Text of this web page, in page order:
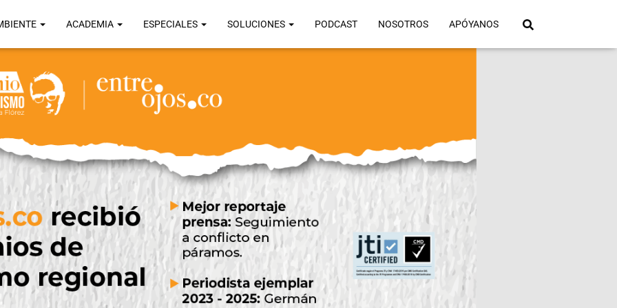
ACADEMIA ESPECIALES SOLUCIONES PODCAST NOSOTROS APÓYANOS